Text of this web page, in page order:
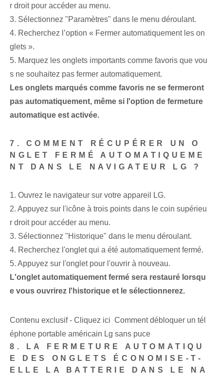
r droit pour accéder au menu.
3. Sélectionnez "Paramètres" dans le menu déroulant.
4. Recherchez l’option « Fermer automatiquement les on
glets ».
5. Marquez les onglets importants comme favoris que vou
s ne souhaitez pas fermer automatiquement.
Les onglets marqués comme favoris ne se fermeront
pas automatiquement, même si l'option de fermeture
automatique est activée.
7. COMMENT RÉCUPÉRER UN O
NGLET FERMÉ AUTOMATIQUEME
NT DANS LE NAVIGATEUR LG ?
1. Ouvrez le navigateur sur votre appareil LG.
2. Appuyez sur l'icône à trois points dans le coin supérieu
r droit pour accéder au menu.
3. Sélectionnez "Historique" dans le menu déroulant.
4. Recherchez l'onglet qui a été automatiquement fermé.
5. Appuyez sur l'onglet pour l'ouvrir à nouveau.
L'onglet automatiquement fermé sera restauré lorsqu
e vous ouvrirez l'historique et le sélectionnerez.
Contenu exclusif - Cliquez ici Comment débloquer un tél
éphone portable américain Lg sans puce
8. LA FERMETURE AUTOMATIQU
E DES ONGLETS ÉCONOMISE-T-
ELLE LA BATTERIE DANS LE NA